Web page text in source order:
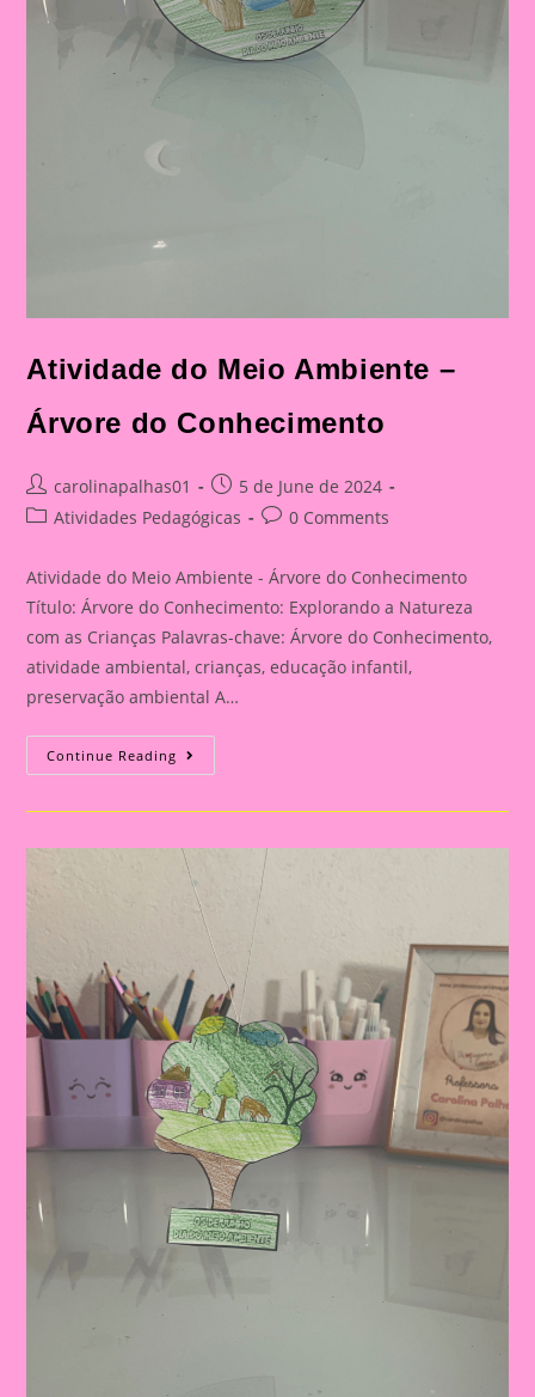
Atividade do Meio Ambiente –
Árvore do Conhecimento
Post
author:
carolinapalhas01
Post
published:
5 de June de 2024
PostAtividades Pedagógicas
Post0 Comments
Atividade do Meio Ambiente - Árvore do Conhecimento
Título: Árvore do Conhecimento: Explorando a Natureza
com as Crianças Palavras-chave: Árvore do Conhecimento,
atividade ambiental, crianças, educação infantil,
preservação ambiental A…
Continue Reading Atividade
Do
Ambiente
Do
Conhecimento